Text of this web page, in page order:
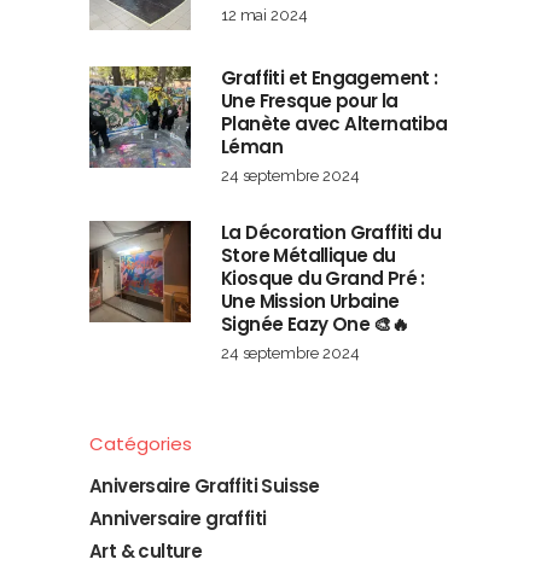
12 mai 2024
Graffiti et Engagement :
Une Fresque pour la
Planète avec Alternatiba
Léman
24 septembre 2024
La Décoration Graffiti du
Store Métallique du
Kiosque du Grand Pré :
Une Mission Urbaine
Signée Eazy One 🎨🔥
24 septembre 2024
Catégories
Aniversaire Graffiti Suisse
Anniversaire graffiti
Art & culture